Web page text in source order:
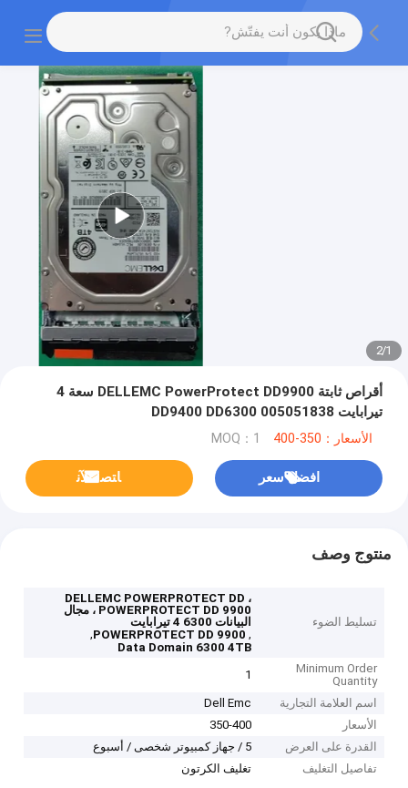
1
/
2
أقراص ثابتة DELLEMC PowerProtect DD9900 سعة 4
تيرابايت 005051838 DD9400 DD6300
الأسعار：350-400 MOQ：1
افضل سعر ﺎﺘﺼﻟ ﺍﻶﻧ
منتوج وصف
تسليط الضوء
DELLEMC POWERPROTECT DD ،
POWERPROTECT DD 9900 ، مجال
البيانات 6300 4 تيرابايت
,
POWERPROTECT DD 9900
,
Data Domain 6300 4TB
Minimum Order
Quantity
1
اسم العلامة التجارية
Dell Emc
الأسعار
350-400
القدرة على العرض
5 / جهاز كمبيوتر شخصى / أسبوع
تفاصيل التغليف
تغليف الكرتون